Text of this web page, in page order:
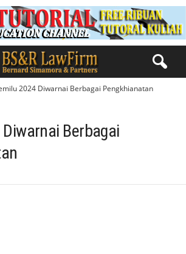
2024 Diwarnai Berbagai Pengkhianatan
Berbagai